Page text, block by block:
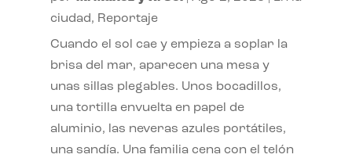
ciudad, Reportaje
Cuando el sol cae y empieza a soplar la
brisa del mar, aparecen una mesa y
unas sillas plegables. Unos bocadillos,
una tortilla envuelta en papel de
aluminio, las neveras azules portátiles,
una sandía. Una familia cena con el telón